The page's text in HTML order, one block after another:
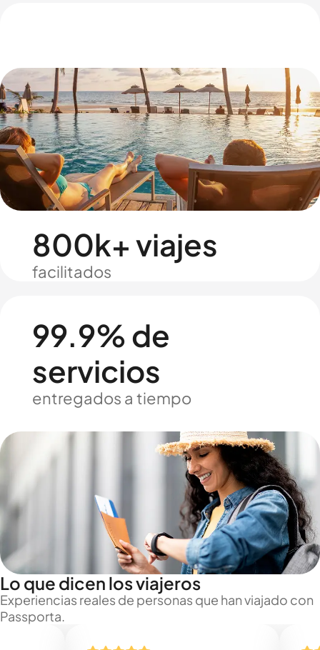
800k+ viajes
facilitados
99.9% de
servicios
entregados a tiempo
Lo que dicen los viajeros
Experiencias reales de personas que han viajado con
Passporta.